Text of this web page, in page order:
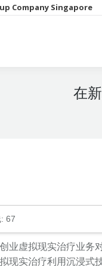
Company Singapore
在
67
业虚拟现实治疗业务
现实治疗利用沉浸式